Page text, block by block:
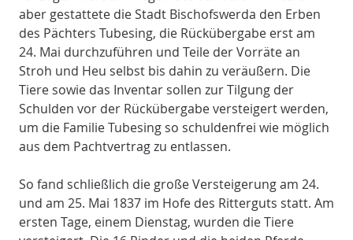
aber gestattete die Stadt Bischofswerda den Erben
des Pächters Tubesing, die Rückübergabe erst am
24. Mai durchzuführen und Teile der Vorräte an
Stroh und Heu selbst bis dahin zu veräußern. Die
Tiere sowie das Inventar sollen zur Tilgung der
Schulden vor der Rückübergabe versteigert werden,
um die Familie Tubesing so schuldenfrei wie möglich
aus dem Pachtvertrag zu entlassen.
So fand schließlich die große Versteigerung am 24.
und am 25. Mai 1837 im Hofe des Ritterguts statt. Am
ersten Tage, einem Dienstag, wurden die Tiere